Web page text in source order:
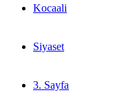
Kocaali
Siyaset
3. Sayfa